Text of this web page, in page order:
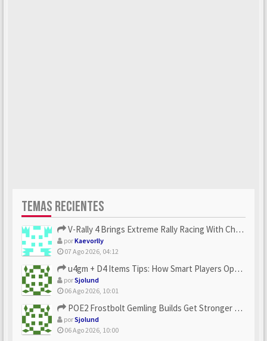
TEMAS RECIENTES
V-Rally 4 Brings Extreme Rally Racing With Challenging Track...
porKaevorlly
07 Ago 2026, 04:12
u4gm + D4 Items Tips: How Smart Players Optimize Gear, Build...
porSjolund
06 Ago 2026, 10:01
POE2 Frostbolt Gemling Builds Get Stronger With u4gm’s Ice C...
porSjolund
06 Ago 2026, 10:00